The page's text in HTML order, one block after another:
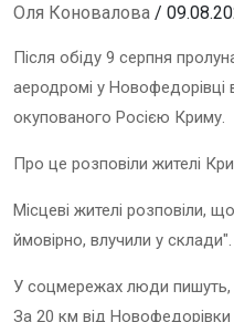
Оля Коновалова /
Після обіду 9 серпня
аеродромі у Новофедорівці
окупованого Росією Криму.
Про це розповіли жителі
Місцеві жителі розповіли,
ймовірно, влучили у склади".
У соцмережах люди пишуть,
За 20 км від